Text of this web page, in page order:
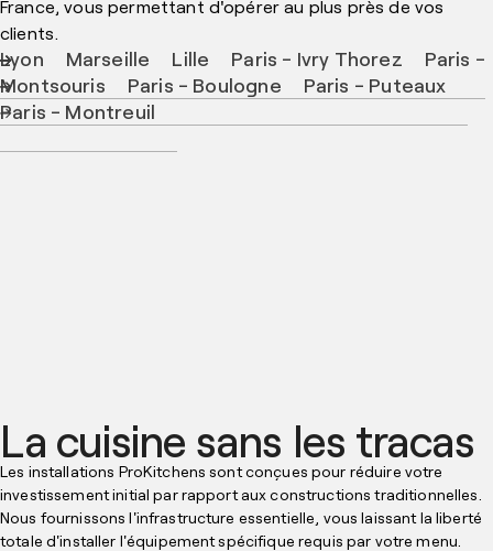
France, vous permettant d'opérer au plus près de vos
clients.
Lyon Marseille Lille Paris - Ivry Thorez
Paris -
Montsouris
Paris - Boulogne
Paris - Puteaux
Paris - Montreuil
La cuisine sans les tracas
Les installations ProKitchens sont conçues pour réduire votre
investissement initial par rapport aux constructions traditionnelles.
Nous fournissons l'infrastructure essentielle, vous laissant la liberté
totale d'installer l'équipement spécifique requis par votre menu.